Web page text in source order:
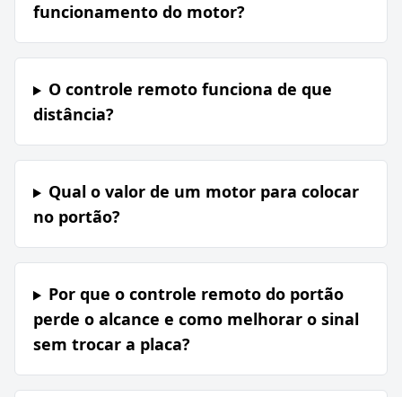
funcionamento do motor?
O controle remoto funciona de que
distância?
Qual o valor de um motor para colocar
no portão?
Por que o controle remoto do portão
perde o alcance e como melhorar o sinal
sem trocar a placa?